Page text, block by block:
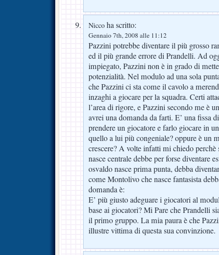
Nicco ha scritto:
Gennaio 7th, 2008 alle 11:12
Pazzini potrebbe diventare il più grosso
ed il più grande errore di Prandelli. Ad
impiegato, Pazzini non è in grado di
potenzialità. Nel modulo ad una sola
che Pazzini ci sta come il cavolo a
inzaghi a giocare per la squadra. Certi
l’area di rigore, e Pazzini secondo me è
avrei una domanda da farti. E’ una fissa
prendere un giocatore e farlo giocare in
quello a lui più congeniale? oppure è un
crescere? A volte infatti mi chiedo
nasce centrale debbe per forse diventare
osvaldo nasce prima punta, debba
come Montolivo che nasce fantasista
domanda è:
E’ più giusto adeguare i giocatori al
base ai giocatori? Mi Pare che Prandelli
il primo gruppo. La mia paura è che
illustre vittima di questa sua convinzione.